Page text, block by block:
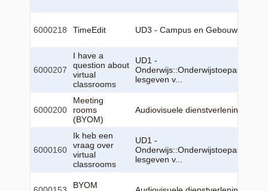
6000218 TimeEdit UD3 - Campus en
6000207
I have a
question about
virtual
classrooms
UD1 -
lesgeven v...
6000200
Meeting
rooms
(BYOM)
Audiovisuele dienstverlening (AVx)
6000160
Ik heb een
vraag over
virtual
classrooms
UD1 -
lesgeven v...
BYOM